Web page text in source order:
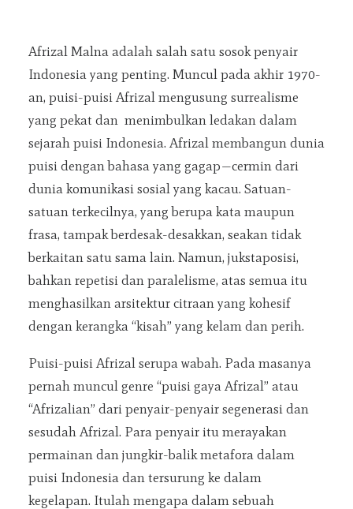
Afrizal Malna adalah salah satu sosok penyair
Indonesia yang penting. Muncul pada akhir 1970-
an, puisi-puisi Afrizal mengusung surrealisme
yang pekat dan menimbulkan ledakan dalam
sejarah puisi Indonesia. Afrizal membangun dunia
puisi dengan bahasa yang gagap—cermin dari
dunia komunikasi sosial yang kacau. Satuan-
satuan terkecilnya, yang berupa kata maupun
frasa, tampak berdesak-desakkan, seakan tidak
berkaitan satu sama lain. Namun, jukstaposisi,
bahkan repetisi dan paralelisme, atas semua itu
menghasilkan arsitektur citraan yang kohesif
dengan kerangka “kisah” yang kelam dan perih.
Puisi-puisi Afrizal serupa wabah. Pada masanya
pernah muncul genre “puisi gaya Afrizal” atau
“Afrizalian” dari penyair-penyair segenerasi dan
sesudah Afrizal. Para penyair itu merayakan
permainan dan jungkir-balik metafora dalam
puisi Indonesia dan tersurung ke dalam
kegelapan. Itulah mengapa dalam sebuah